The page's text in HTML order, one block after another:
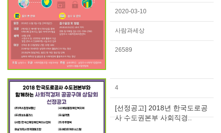
2020-03-10
사람과세상
26589
4
[선정공고] 2018년 한국도로공
사 수도권본부 사회적경..